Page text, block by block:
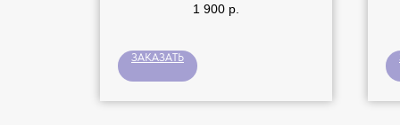
1 900 р.
ЗАКАЗАТЬ